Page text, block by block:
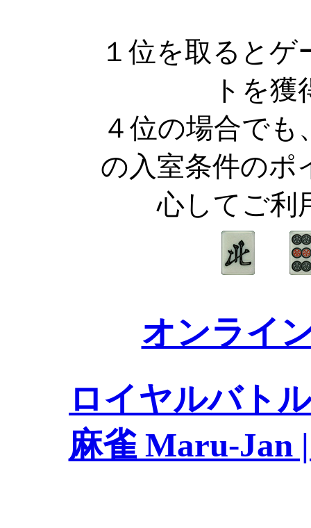
１位を取ると
トを
４位の場合で
の入室条件のポ
心してご利
オンライ
ロイヤルバト
麻雀 Maru-Jan